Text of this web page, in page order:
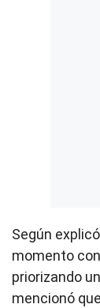
Según
momento
priorizando
mencionó